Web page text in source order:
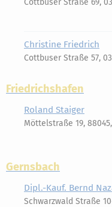
Cottbuser Straße 69,
Christine Friedrich
Cottbuser Straße 57,
Friedrichshafen
Roland Staiger
Möttelstraße 19, 88045,
Gernsbach
Dipl.-Kauf. Bernd
Schwarzwald Straße